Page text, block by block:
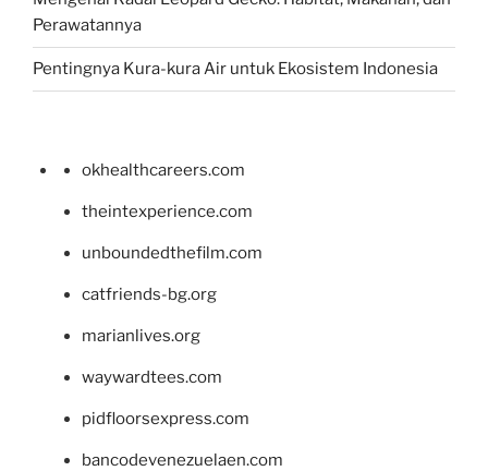
Perawatannya
Pentingnya Kura-kura Air untuk Ekosistem Indonesia
okhealthcareers.com
theintexperience.com
unboundedthefilm.com
catfriends-bg.org
marianlives.org
waywardtees.com
pidfloorsexpress.com
bancodevenezuelaen.com